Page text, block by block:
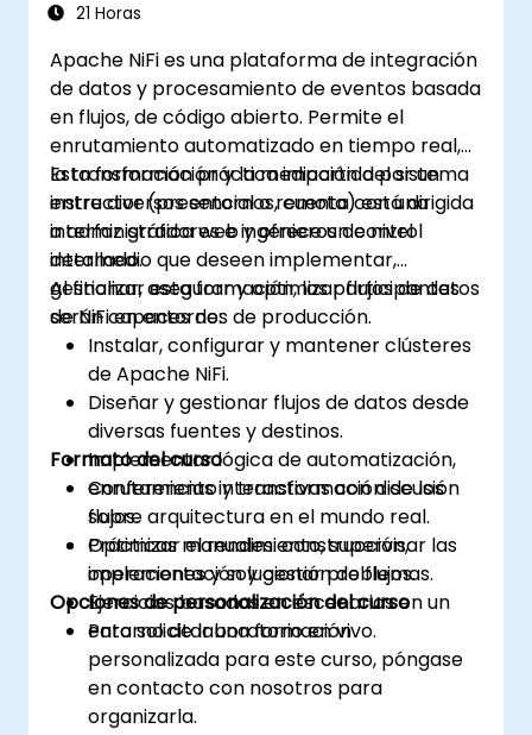
21 Horas
Apache NiFi es una plataforma de integración
de datos y procesamiento de eventos basada
en flujos, de código abierto. Permite el
enrutamiento automatizado en tiempo real,
la transformación y la mediación del sistema
entre diversos entornos, cuenta con una
interfaz gráfica web y ofrece un control
detallado.
Esta formación práctica impartida por un
instructor (presencial o remota) está dirigida
a administradores e ingenieros de nivel
intermedio que deseen implementar,
gestionar, asegurar y optimizar flujos de datos
de NiFi en entornos de producción.
Al finalizar esta formación, los participantes
serán capaces de:
Instalar, configurar y mantener clústeres
de Apache NiFi.
Diseñar y gestionar flujos de datos desde
diversas fuentes y destinos.
Implementar lógica de automatización,
enrutamiento y transformación de los
flujos.
Optimizar el rendimiento, supervisar las
operaciones y solucionar problemas.
Formato del curso
Conferencias interactivas con discusión
sobre arquitectura en el mundo real.
Prácticas manuales: construcción,
implementación y gestión de flujos.
Ejercicios basados en escenarios en un
entorno de laboratorio en vivo.
Opciones de personalización del curso
Para solicitar una formación
personalizada para este curso, póngase
en contacto con nosotros para
organizarla.